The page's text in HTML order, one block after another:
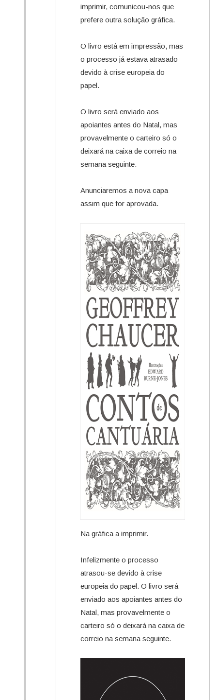
imprimir, comunicou-nos que
prefere outra solução gráfica.
O livro está em impressão, mas
o processo já estava atrasado
devido à crise europeia do
papel.
O livro será enviado aos
apoiantes antes do Natal, mas
provavelmente o carteiro só o
deixará na caixa de correio na
semana seguinte.
Anunciaremos a nova capa
assim que for aprovada.
Na gráfica a imprimir.
Infelizmente o processo
atrasou-se devido à crise
europeia do papel. O livro será
enviado aos apoiantes antes do
Natal, mas provavelmente o
carteiro só o deixará na caixa de
correio na semana seguinte.